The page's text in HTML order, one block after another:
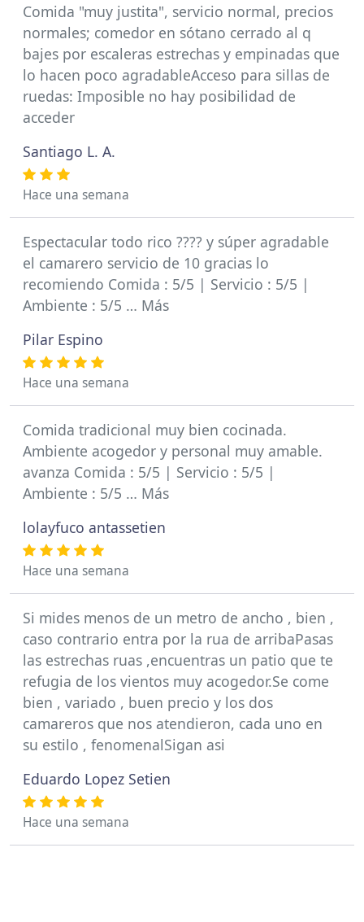
Comida "muy justita", servicio normal, precios
normales; comedor en sótano cerrado al q
bajes por escaleras estrechas y empinadas que
lo hacen poco agradableAcceso para sillas de
ruedas: Imposible no hay posibilidad de
acceder
Santiago L. A.
Hace una semana
Espectacular todo rico ???? y súper agradable
el camarero servicio de 10 gracias lo
recomiendo Comida : 5/5 | Servicio : 5/5 |
Ambiente : 5/5 … Más
Pilar Espino
Hace una semana
Comida tradicional muy bien cocinada.
Ambiente acogedor y personal muy amable.
avanza Comida : 5/5 | Servicio : 5/5 |
Ambiente : 5/5 … Más
lolayfuco antassetien
Hace una semana
Si mides menos de un metro de ancho , bien ,
caso contrario entra por la rua de arribaPasas
las estrechas ruas ,encuentras un patio que te
refugia de los vientos muy acogedor.Se come
bien , variado , buen precio y los dos
camareros que nos atendieron, cada uno en
su estilo , fenomenalSigan asi
Eduardo Lopez Setien
Hace una semana